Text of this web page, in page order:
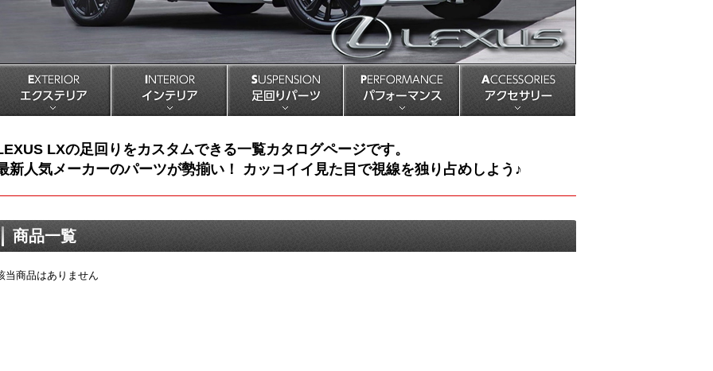
EXTERIOR エクステリアINTERIOR インテリア SUSPENSION 足回りパーツPERFORMANCE パフォーマンス
LXの足回りをカスタムできる一覧カタログページです。
新人気メーカーのパーツが勢揃い！ カッコイイ見た目で視線を独り占めしよう♪
商品一覧
当商品はありません